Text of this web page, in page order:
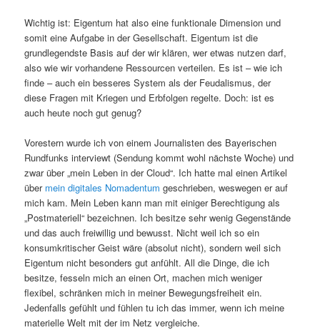
Wichtig ist: Eigentum hat also eine funktionale Dimension und
somit eine Aufgabe in der Gesellschaft. Eigentum ist die
grundlegendste Basis auf der wir klären, wer etwas nutzen darf,
also wie wir vorhandene Ressourcen verteilen. Es ist – wie ich
finde – auch ein besseres System als der Feudalismus, der
diese Fragen mit Kriegen und Erbfolgen regelte. Doch: ist es
auch heute noch gut genug?
Vorestern wurde ich von einem Journalisten des Bayerischen
Rundfunks interviewt (Sendung kommt wohl nächste Woche) und
zwar über „mein Leben in der Cloud“. Ich hatte mal einen Artikel
über mein digitales Nomadentum geschrieben, weswegen er auf
mich kam. Mein Leben kann man mit einiger Berechtigung als
„Postmateriell“ bezeichnen. Ich besitze sehr wenig Gegenstände
und das auch freiwillig und bewusst. Nicht weil ich so ein
konsumkritischer Geist wäre (absolut nicht), sondern weil sich
Eigentum nicht besonders gut anfühlt. All die Dinge, die ich
besitze, fesseln mich an einen Ort, machen mich weniger
flexibel, schränken mich in meiner Bewegungsfreiheit ein.
Jedenfalls gefühlt und fühlen tu ich das immer, wenn ich meine
materielle Welt mit der im Netz vergleiche.